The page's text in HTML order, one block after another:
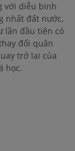
với diễu binh
nhất đất nước,
lần đầu tiên có
đổi quân
trở lại của
học.